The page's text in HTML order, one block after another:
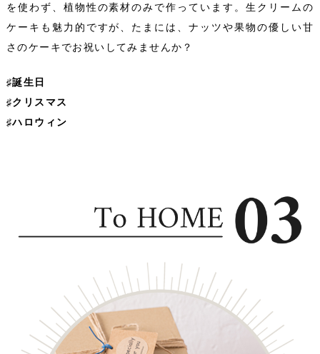
を使わず、植物性の素材のみで作っています。生クリームの
ケーキも魅力的ですが、たまには、ナッツや果物の優しい甘
さのケーキでお祝いしてみませんか？
♯誕生日
♯クリスマス
♯ハロウィン